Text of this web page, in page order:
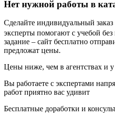
Нет нужной работы в
Сделайте индивидуальный
эксперты помогают с учебой без
задание – сайт бесплатно
предложат цены.
Цены ниже, чем в агентствах и у
Вы работаете с экспертами
работ приятно вас удивит
Бесплатные доработки и